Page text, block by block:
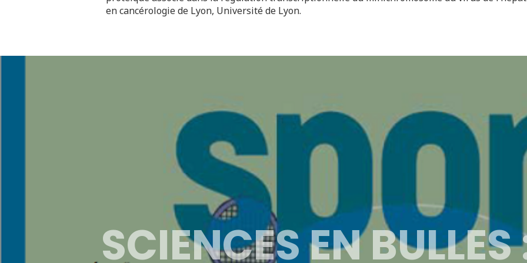
en cancérologie de Lyon, Université de Lyon.
SCIENCES EN